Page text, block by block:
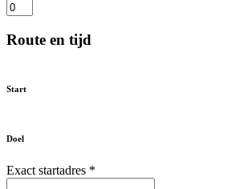
Route en tijd
Start
Doel
Exact startadres *